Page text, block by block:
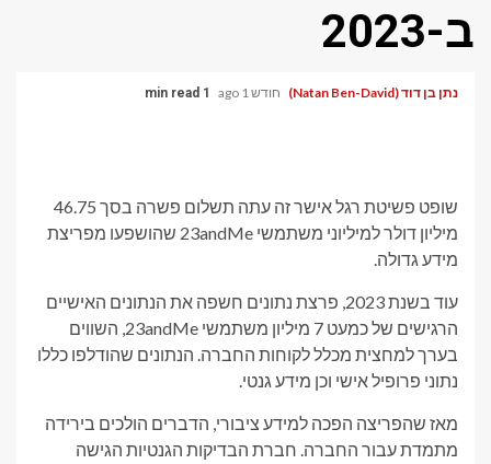
ב-2023
נתן בן דוד (Natan Ben-David) חודש 1 ago 1 min read
שופט פשיטת רגל אישר זה עתה תשלום פשרה בסך 46.75
מיליון דולר למיליוני משתמשי 23andMe שהושפעו מפריצת
מידע גדולה.
עוד בשנת 2023, פרצת נתונים חשפה את הנתונים האישיים
הרגישים של כמעט 7 מיליון משתמשי 23andMe, השווים
בערך למחצית מכלל לקוחות החברה. הנתונים שהודלפו כללו
נתוני פרופיל אישי וכן מידע גנטי.
מאז שהפריצה הפכה למידע ציבורי, הדברים הולכים בירידה
מתמדת עבור החברה. חברת הבדיקות הגנטיות הגישה